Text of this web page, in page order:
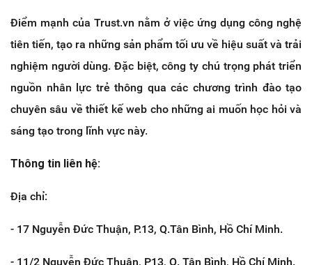
Điểm mạnh của Trust.vn nằm ở việc ứng dụng công nghệ
tiên tiến, tạo ra những sản phẩm tối ưu về hiệu suất và trải
nghiệm người dùng. Đặc biệt, công ty chú trọng phát triển
nguồn nhân lực trẻ thông qua các chương trình đào tạo
chuyên sâu về thiết kế web cho những ai muốn học hỏi và
sáng tạo trong lĩnh vực này.
Thông tin liên hệ:
Địa chỉ:
- 17 Nguyễn Đức Thuận, P.13, Q.Tân Bình, Hồ Chí Minh.
- 11/2 Nguyễn Đức Thuận, P13, Q. Tân Bình, Hồ Chí Minh.